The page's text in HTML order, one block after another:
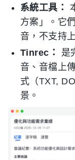
系統工具：
方案」。它
音，不支持
Tinrec：
是
音、音檔上
式（TXT,
景。